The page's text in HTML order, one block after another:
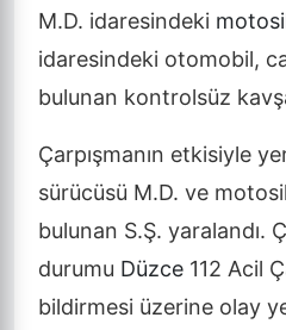
kavşakta çarpıştı.
Düzce’de 7 Eylül 2023
akşam saatlerinde
Akif Caddesi üzerinde
otomobilin çarpışması
geldi.
M.D. idaresindeki
idaresindeki otomobil,